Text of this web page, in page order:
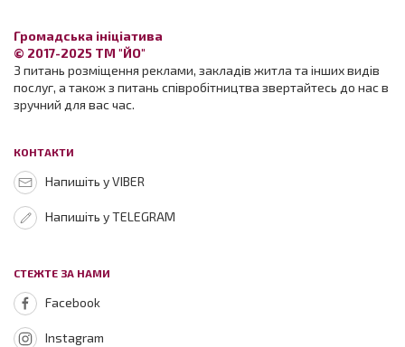
Громадська ініціатива
© 2017-2025 ТМ "ЙО"
З питань розміщення реклами, закладів житла та інших видів
послуг, а також з питань співробітництва звертайтесь до нас в
зручний для вас час.
КОНТАКТИ
Напишіть у VIBER
Напишіть у TELEGRAM
СТЕЖТЕ ЗА НАМИ
Facebook
Instagram